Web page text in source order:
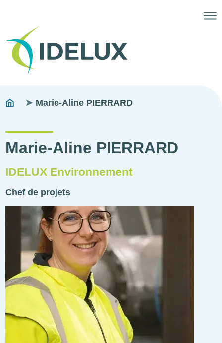
Fils
You
Marie-Aline PIERRARD
Marie-Aline PIERRARD
IDELUX Environnement
Chef de projets